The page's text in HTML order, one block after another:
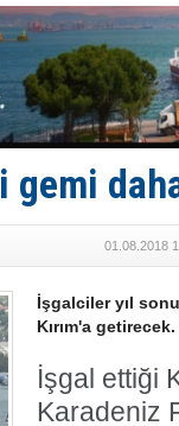
ASEAN ilk
TAYK -
İstanbul
Tersane
İngiliz
FESCO,
gemi
01.08.2018
İşgalciler yıl
Kırım'a getirecek.
İşgal ettiği
Karadeniz